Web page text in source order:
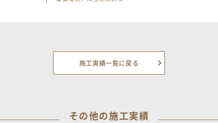
施工実績一覧に戻る
その他の施工実績